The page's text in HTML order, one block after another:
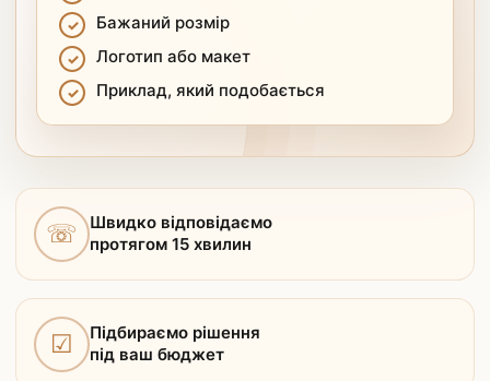
Бажаний розмір
Логотип або макет
Приклад, який подобається
☏
Швидко відповідаємо
протягом 15 хвилин
☑
Підбираємо рішення
під ваш бюджет